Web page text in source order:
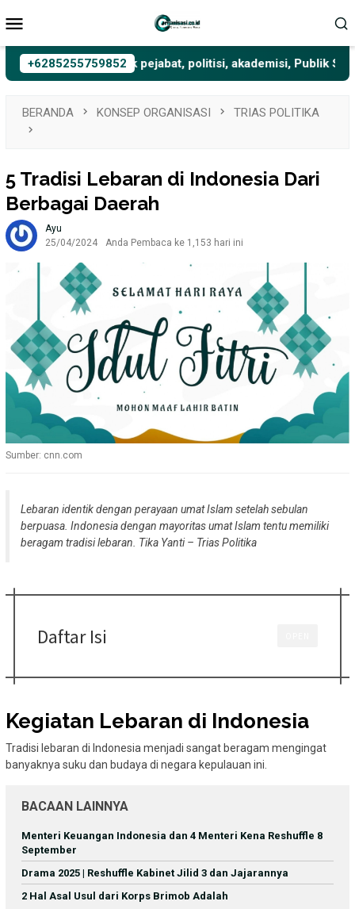
ke
Mobile
+6285255759852
Terbaik untuk pejabat, politisi, akademisi, Publik
BERANDA KONSEP ORGANISASI TRIAS POLITIKA
5 Tradisi Lebaran di Indonesia Dari
Berbagai Daerah
Ayu
25/04/2024
Anda Pembaca ke 1,153 hari ini
Sumber: cnn.com
Lebaran identik dengan perayaan umat Islam setelah sebulan
berpuasa. Indonesia dengan mayoritas umat Islam tentu memiliki
beragam tradisi lebaran. Tika Yanti – Trias Politika
Daftar Isi
Kegiatan Lebaran di Indonesia
Tradisi lebaran di Indonesia menjadi sangat beragam mengingat
banyaknya suku dan budaya di negara kepulauan ini.
BACAAN LAINNYA
Menteri Keuangan Indonesia dan 4 Menteri Kena Reshuffle 8
September
Drama 2025 | Reshuffle Kabinet Jilid 3 dan Jajarannya
2 Hal Asal Usul dari Korps Brimob Adalah